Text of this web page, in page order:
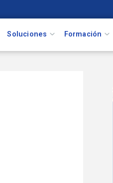
Soluciones Formación